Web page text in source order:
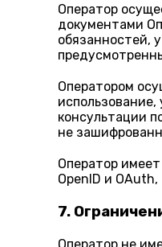
Оператор
документами
обязанностей,
Оператором
консультации
не
Оператор
OpenID и
7.